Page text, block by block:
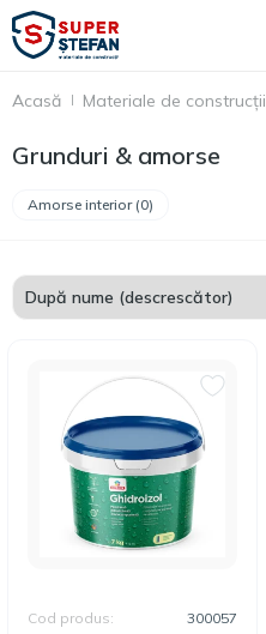
Acasă Materiale de construcții
Grunduri & amorse
Amorse interior (0)
Cod produs: 300057